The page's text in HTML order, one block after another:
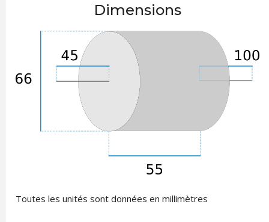
Dimensions
Toutes les unités sont données en millimètres